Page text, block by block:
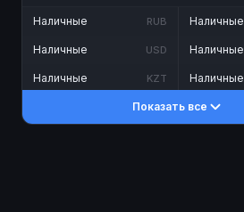
Наличные RUB
Наличные USD
Наличные KZT
Наличные
Наличные
Наличные
Показать все